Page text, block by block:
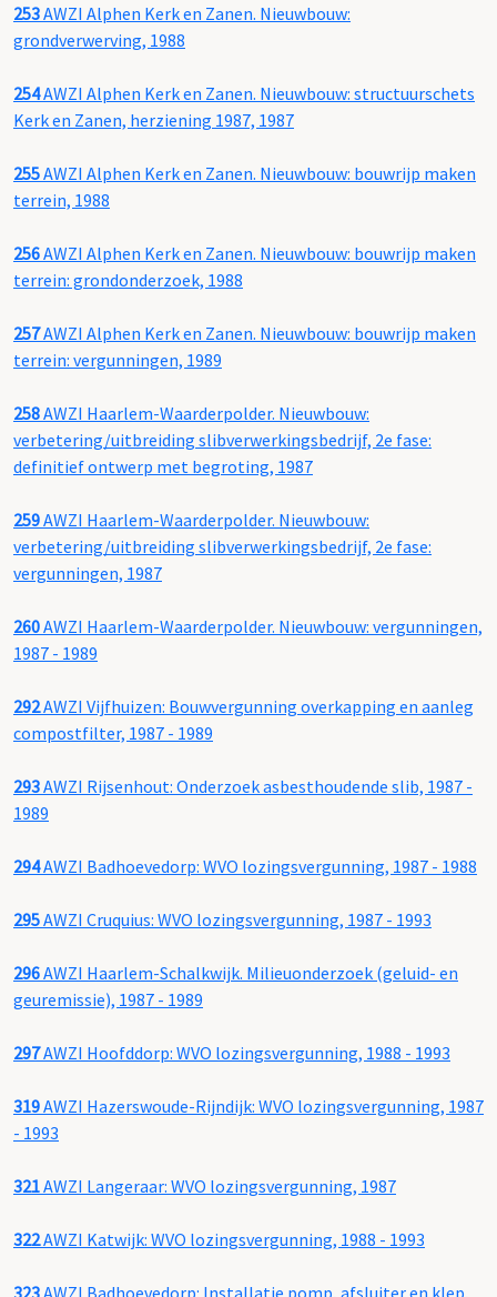
253AWZI Alphen Kerk en Zanen. Nieuwbouw:
grondverwerving, 1988
254AWZI Alphen Kerk en Zanen. Nieuwbouw: structuurschets
Kerk en Zanen, herziening 1987, 1987
255AWZI Alphen Kerk en Zanen. Nieuwbouw: bouwrijp maken
terrein, 1988
256AWZI Alphen Kerk en Zanen. Nieuwbouw: bouwrijp maken
terrein: grondonderzoek, 1988
257AWZI Alphen Kerk en Zanen. Nieuwbouw: bouwrijp maken
terrein: vergunningen, 1989
258AWZI Haarlem-Waarderpolder. Nieuwbouw:
verbetering/uitbreiding slibverwerkingsbedrijf, 2e fase:
definitief ontwerp met begroting, 1987
259AWZI Haarlem-Waarderpolder. Nieuwbouw:
verbetering/uitbreiding slibverwerkingsbedrijf, 2e fase:
vergunningen, 1987
260AWZI Haarlem-Waarderpolder. Nieuwbouw: vergunningen,
1987 - 1989
292AWZI Vijfhuizen: Bouwvergunning overkapping en aanleg
compostfilter, 1987 - 1989
293AWZI Rijsenhout: Onderzoek asbesthoudende slib, 1987 -
1989
294AWZI Badhoevedorp: WVO lozingsvergunning, 1987 - 1988
295AWZI Cruquius: WVO lozingsvergunning, 1987 - 1993
296AWZI Haarlem-Schalkwijk. Milieuonderzoek (geluid- en
geuremissie), 1987 - 1989
297AWZI Hoofddorp: WVO lozingsvergunning, 1988 - 1993
319AWZI Hazerswoude-Rijndijk: WVO lozingsvergunning, 1987
- 1993
321AWZI Langeraar: WVO lozingsvergunning, 1987
322AWZI Katwijk: WVO lozingsvergunning, 1988 - 1993
323AWZI Badhoevedorp: Installatie pomp, afsluiter en klep,